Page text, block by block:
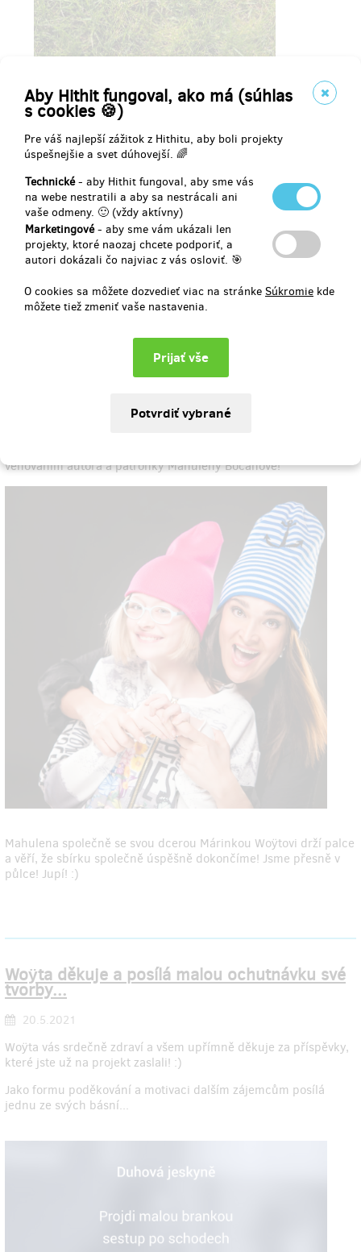
Aby Hithit fungoval, ako má (súhlas
s cookies 🍪)
Pre váš najlepší zážitok z Hithitu, aby boli projekty
úspešnejšie a svet dúhovejší. 🌈
Technické- aby Hithit fungoval, aby sme vás
na webe nestratili a aby sa nestrácali ani
vaše odmeny. 🙂 (vždy aktívny)
Marketingové- aby sme vám ukázali len
projekty, ktoré naozaj chcete podporiť, a
autori dokázali čo najviac z vás osloviť. 🎯
O cookies sa môžete dozvedieť viac na stránke Súkromie kde
môžete tiež zmeniť vaše nastavenia.
Přidali jsme další odměny!
Svělá zpráva, některé naše odměny už jsou vyprodané, mockrát
vám všem děkujeme, jste úžasní! :)
věnováním autora a patronky Mahuleny Bočanové!
Mahulena společně se svou dcerou Márinkou Woÿtovi drží palce
a věří, že sbírku společně úspěšně dokončíme! Jsme přesně v
půlce! Jupí! :)
Woÿta děkuje a posílá malou ochutnávku své
tvorby...
20.5.2021
Woÿta vás srdečně zdraví a všem upřímně děkuje za příspěvky,
které jste už na projekt zaslali! :)
Jako formu poděkování a motivaci dalším zájemcům posílá
jednu ze svých básní...